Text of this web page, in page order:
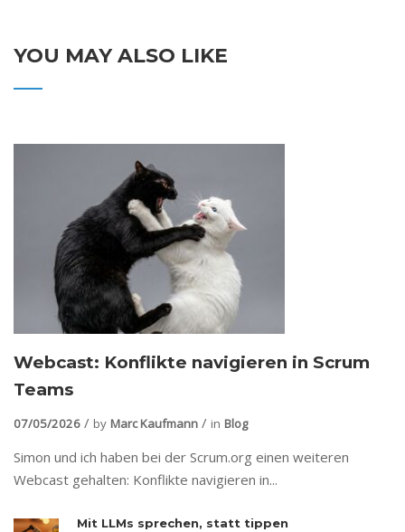
YOU MAY ALSO LIKE
Webcast: Konflikte navigieren in Scrum
Teams
07/05/2026 by Marc Kaufmann in Blog
Simon und ich haben bei der Scrum.org einen weiteren
Webcast gehalten: Konflikte navigieren in...
Mit LLMs sprechen, statt tippen